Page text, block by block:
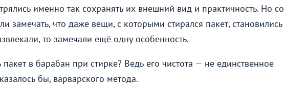
именно так сохранять их внешний вид и практичность. Но со
замечать, что даже вещи, с которыми стирался пакет, становились
то замечали ещё одну особенность.
пакет в барабан при стирке? Ведь его чистота — не единственное
бы, варварского метода.